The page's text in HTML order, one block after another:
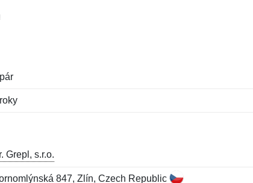
Grepl, s.r.o.
847, Zlín, Czech Republic